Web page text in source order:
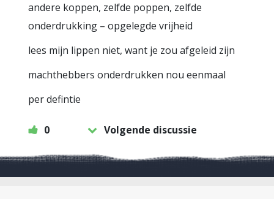
andere koppen, zelfde poppen, zelfde
onderdrukking – opgelegde vrijheid
lees mijn lippen niet, want je zou afgeleid zijn
machthebbers onderdrukken nou eenmaal
per defintie
0 Volgende discussie